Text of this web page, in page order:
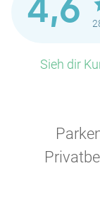
4,6
Sieh dir